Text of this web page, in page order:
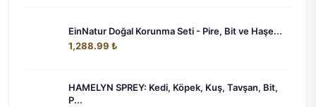
EinNatur Doğal Korunma Seti - Pire, Bit ve Haşe...
1,288.99 ₺
HAMELYN SPREY: Kedi, Köpek, Kuş, Tavşan, Bit,
P...